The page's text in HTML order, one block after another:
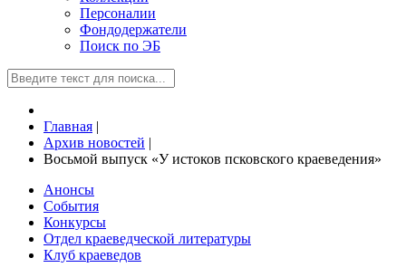
Персоналии
Фондодержатели
Поиск по ЭБ
Главная |
Архив новостей |
Восьмой выпуск «У истоков псковского краеведения»
Анонсы
События
Конкурсы
Отдел краеведческой литературы
Клуб краеведов